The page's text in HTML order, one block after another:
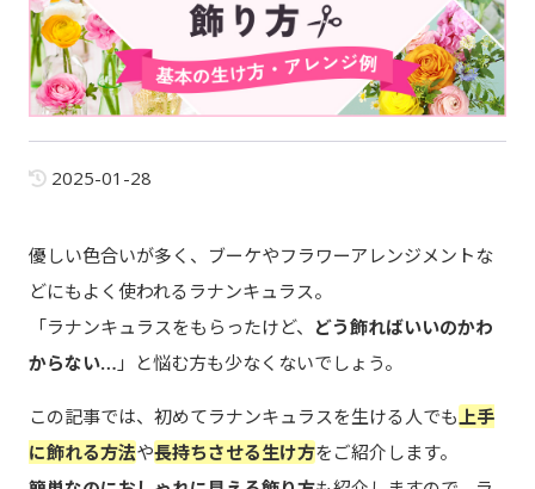
2025-01-28
優しい色合いが多く、ブーケやフラワーアレンジメントな
どにもよく使われるラナンキュラス。
「ラナンキュラスをもらったけど、 どう飾ればいいのかわ
からない… 」と悩む方も少なくないでしょう。
この記事では、初めてラナンキュラスを生ける人でも上手
に飾れる方法や長持ちさせる生け方をご紹介します。